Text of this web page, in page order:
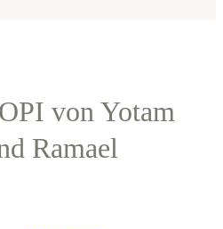
von Yotam
Ramael